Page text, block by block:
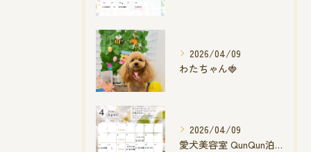
2026/04/09
わたちゃん🍓
2026/04/09
愛犬美容室 QunQun泊店 4月空き状況です